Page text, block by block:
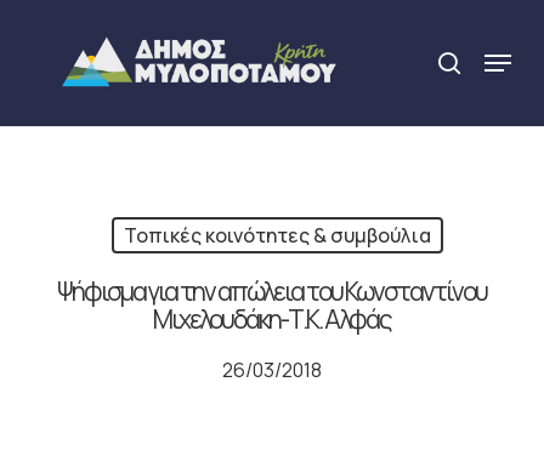
content
search
Menu
Τοπικές κοινότητες & συμβούλια
Ψήφισμα για την απώλεια του Κωνσταντίνου
Μιχελουδάκη-Τ.Κ. Αλφάς
26/03/2018
Close